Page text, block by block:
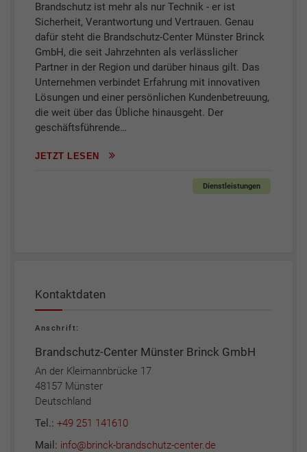
Brandschutz ist mehr als nur Technik - er ist
Sicherheit, Verantwortung und Vertrauen. Genau
dafür steht die Brandschutz-Center Münster Brinck
GmbH, die seit Jahrzehnten als verlässlicher
Partner in der Region und darüber hinaus gilt. Das
Unternehmen verbindet Erfahrung mit innovativen
Lösungen und einer persönlichen Kundenbetreuung,
die weit über das Übliche hinausgeht. Der
geschäftsführende…
JETZT LESEN
Dienstleistungen
Kontaktdaten
Anschrift:
Brandschutz-Center Münster Brinck GmbH
An der Kleimannbrücke 17
48157 Münster
Deutschland
Tel.: +49 251 141610
Mail: info@brinck-brandschutz-center.de